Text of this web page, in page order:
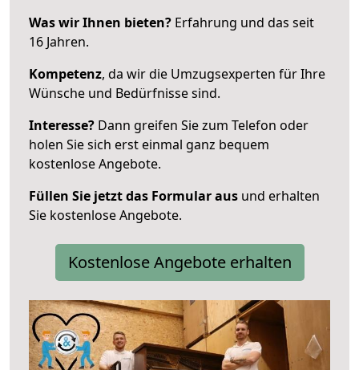
Was wir Ihnen bieten? Erfahrung und das seit
16 Jahren.
Kompetenz, da wir die Umzugsexperten für Ihre
Wünsche und Bedürfnisse sind.
Interesse? Dann greifen Sie zum Telefon oder
holen Sie sich erst einmal ganz bequem
kostenlose Angebote.
Füllen Sie jetzt das Formular aus und erhalten
Sie kostenlose Angebote.
Kostenlose Angebote erhalten